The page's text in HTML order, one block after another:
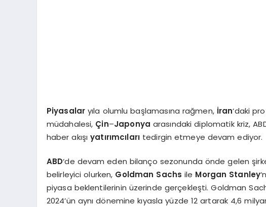
Piyasalar yıla olumlu başlamasına rağmen, İran‘daki
müdahalesi, Çin–Japonya arasındaki diplomatik kriz,
haber akışıyatırımcıları tedirgin etmeye devam ediyor.
ABD‘de devam eden bilanço sezonunda önde gelen
belirleyici olurken, Goldman Sachs ile Morgan Stanley
piyasa beklentilerinin üzerinde gerçekleşti. Goldman
2024’ün aynı dönemine kıyasla yüzde 12 artarak 4,6